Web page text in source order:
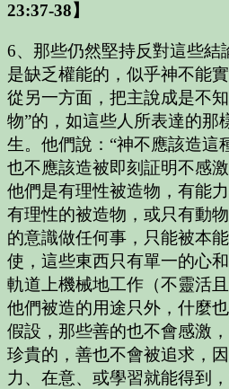
23:37-38】
6、那些仍然堅持反對這些結
是缺乏權能的，似乎神不能
從另一方面，把主說成是不
物”的，如這些人所表達的那
生。他們說：“神不應該造這
也不應該造被即刻証明不感
他們是有理性被造物，有能
有理性的被造物，或只有動
的意識做任何事，只能被本
使，這些東西只有單一的心
軌道上機械地工作（不靈活
他們被造的用途只外，什麼
假設，那些善的也不會感激
珍貴的，善也不會被追求，
力、在意、或學習就能得到